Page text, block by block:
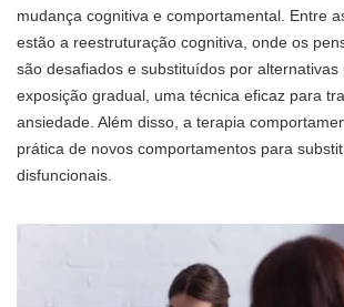
mudança cognitiva e comportamental. Entre
estão a reestruturação cognitiva, onde os
são desafiados e substituídos por alternativas
exposição gradual, uma técnica eficaz para
ansiedade. Além disso, a terapia
prática de novos comportamentos para
disfuncionais.